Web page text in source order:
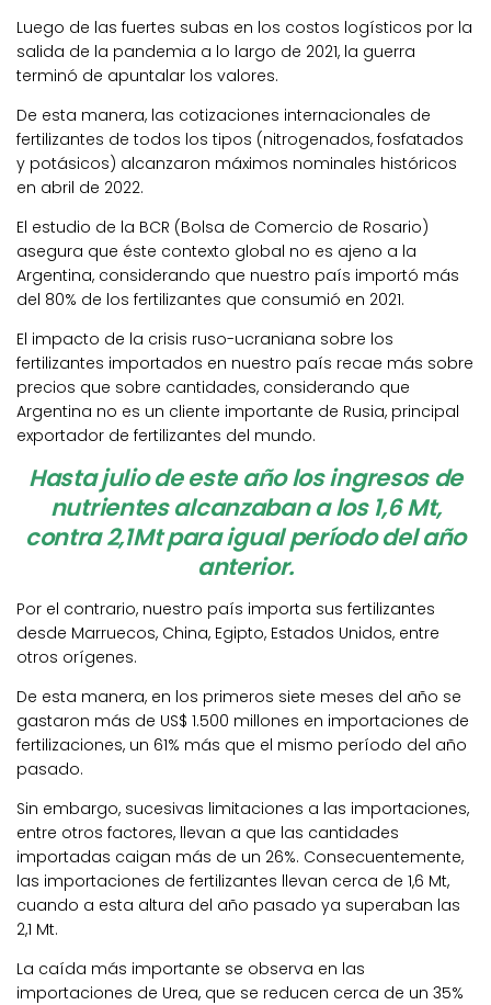
Luego de las fuertes subas en los costos logísticos por la
salida de la pandemia a lo largo de 2021, la guerra
terminó de apuntalar los valores.
De esta manera, las cotizaciones internacionales de
fertilizantes de todos los tipos (nitrogenados, fosfatados
y potásicos) alcanzaron máximos nominales históricos
en abril de 2022.
El estudio de la BCR (Bolsa de Comercio de Rosario)
asegura que éste contexto global no es ajeno a la
Argentina, considerando que nuestro país importó más
del 80% de los fertilizantes que consumió en 2021.
El impacto de la crisis ruso-ucraniana sobre los
fertilizantes importados en nuestro país recae más sobre
precios que sobre cantidades, considerando que
Argentina no es un cliente importante de Rusia, principal
exportador de fertilizantes del mundo.
Hasta julio de este año los ingresos de
nutrientes alcanzaban a los 1,6 Mt,
contra 2,1Mt para igual período del año
anterior.
Por el contrario, nuestro país importa sus fertilizantes
desde Marruecos, China, Egipto, Estados Unidos, entre
otros orígenes.
De esta manera, en los primeros siete meses del año se
gastaron más de US$ 1.500 millones en importaciones de
fertilizaciones, un 61% más que el mismo período del año
pasado.
Sin embargo, sucesivas limitaciones a las importaciones,
entre otros factores, llevan a que las cantidades
importadas caigan más de un 26%. Consecuentemente,
las importaciones de fertilizantes llevan cerca de 1,6 Mt,
cuando a esta altura del año pasado ya superaban las
2,1 Mt.
La caída más importante se observa en las
importaciones de Urea, que se reducen cerca de un 35%